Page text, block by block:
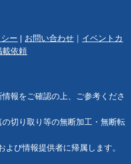
ー お問い合わせ
イベントカ
載依頼
報をご確認の上、ご参考くださ
切り取り等の無断加工・無断転
よび情報提供者に帰属します。